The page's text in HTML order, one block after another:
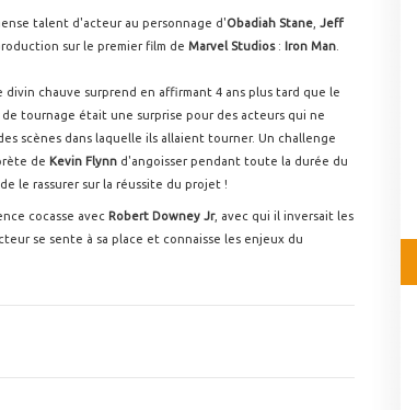
talent d'acteur au personnage d'Obadiah Stane Jeff
sur le premier film de Marvel Studios: Iron Man
chauve surprend en affirmant 4 ans plus tard que le
tournage était une surprise pour des acteurs qui ne
scènes dans laquelle ils allaient tourner. Un challenge
de Kevin Flynn d'angoisser pendant toute la durée du
le rassurer sur la réussite du projet !
cocasse avec Robert Downey Jr, avec qui il inversait les
se sente à sa place et connaisse les enjeux du